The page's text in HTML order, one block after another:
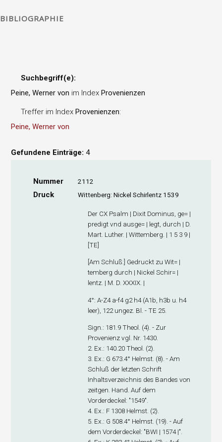
BIBLIOGRAPHIE
Suchbegriff(e):
Peine, Werner von im IndexProvenienzen
Treffer im IndexProvenienzen:
Peine, Werner von
Gefundene Einträge: 4
Nummer 2112
Druck Wittenberg: Nickel Schirlentz 1539
Der CX Psalm | Dixit Dominus, ge= |
predigt vnd ausge= | legt, durch | D.
Mart. Luther. | Wittemberg. | 1 5 3 9 |
[TE]
[Am Schluß:] Gedruckt zu Wit= |
temberg durch | Nickel Schir= |
lentz. | M. D. XXXIX. |
4°: A-Z4a-f4g2 h4(A1b , h3b u. h4
leer), 122 ungez. Bl. - TE 25.
Sign.: 181.9 Theol. (4). - Zur
Provenienz vgl. Nr. 1430.
2. Ex.: 140.20 Theol. (2).
3. Ex.: G 673.4° Helmst. (8). - Am
Schluß der letzten Schrift
Inhaltsverzeichnis des Bandes von
zeitgen. Hand. Auf dem
Vorderdeckel: "1549".
4. Ex.: F 1308 Helmst. (2).
5. Ex.: G 508.4° Helmst. (19). - Auf
dem Vorderdeckel: "BWI | 1574 |".